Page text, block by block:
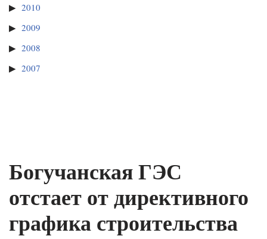
2010
2009
2008
2007
Богучанская ГЭС
отстает от директивного
графика строительства